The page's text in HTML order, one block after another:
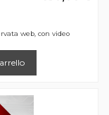
web, con video